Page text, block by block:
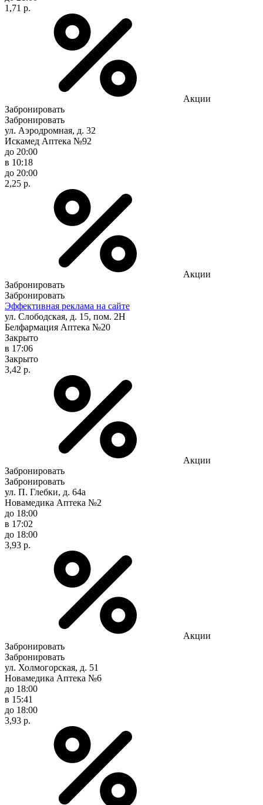
1,71 р.
Акции
Забронировать
Забронировать
ул. Аэродромная, д. 32
Искамед Аптека №92
до 20:00
в 10:18
до 20:00
2,25 р.
Акции
Забронировать
Забронировать
Эффективная реклама на сайте
ул. Слободская, д. 15, пом. 2Н
Белфармация Аптека №20
Закрыто
в 17:06
Закрыто
3,42 р.
Акции
Забронировать
Забронировать
ул. П. Глебки, д. 64а
Новамедика Аптека №2
до 18:00
в 17:02
до 18:00
3,93 р.
Акции
Забронировать
Забронировать
ул. Холмогорская, д. 51
Новамедика Аптека №6
до 18:00
в 15:41
до 18:00
3,93 р.